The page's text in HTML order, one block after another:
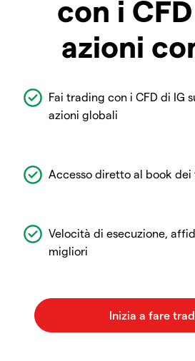
con i
azioni
Fai trading con i CFD di IG
azioni globali
Accesso diretto al book dei
Velocità di esecuzione,
migliori